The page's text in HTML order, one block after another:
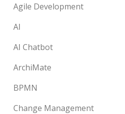
Agile Development
AI
AI Chatbot
ArchiMate
BPMN
Change Management